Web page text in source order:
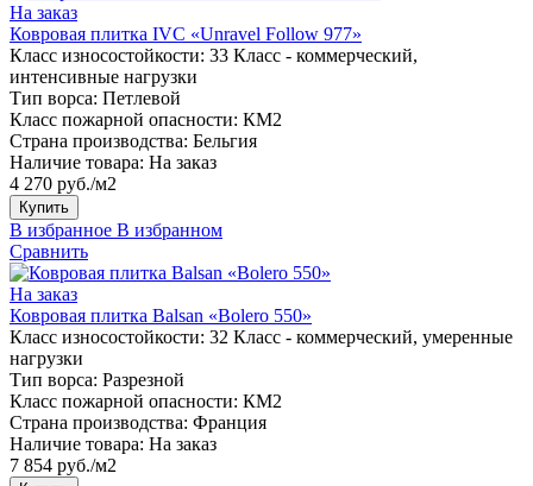
На заказ
Ковровая плитка IVC «Unravel Follow 977»
Класс износостойкости: 33 Класс - коммерческий,
интенсивные нагрузки
Тип ворса: Петлевой
Класс пожарной опасности: КМ2
Страна производства: Бельгия
Наличие товара: На заказ
4 270 руб./м2
Купить
В избранное В избранном
Сравнить
На заказ
Ковровая плитка Balsan «Bolero 550»
Класс износостойкости: 32 Класс - коммерческий, умеренные
нагрузки
Тип ворса: Разрезной
Класс пожарной опасности: КМ2
Страна производства: Франция
Наличие товара: На заказ
7 854 руб./м2